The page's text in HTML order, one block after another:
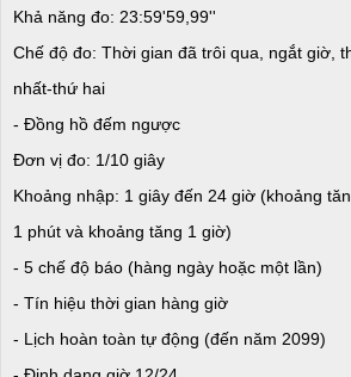
Khả năng đo: 23:59'59,99''
Chế độ đo: Thời gian đã trôi qua, ngắt giờ,
nhất-thứ hai
- Đồng hồ đếm ngược
Đơn vị đo: 1/10 giây
Khoảng nhập: 1 giây đến 24 giờ (khoảng
1 phút và khoảng tăng 1 giờ)
- 5 chế độ báo (hàng ngày hoặc một lần)
- Tín hiệu thời gian hàng giờ
- Lịch hoàn toàn tự động (đến năm 2099)